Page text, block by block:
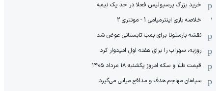
خرید بزرگ پرسپولیس فعلا در حد یک نیمه
خلاصه بازی اینترمیامی 1 - مونتری 2
نقشه بارسلونا برای بمب تابستانی عوض شد
روزبه، سهراب را برای هفته اول امیدوار کرد
قیمت طلا و سکه امروز یکشنبه ۱۸ مرداد ۱۴۰۵
سپاهان مهاجم هدف و مدافع میانی می‌گیرد